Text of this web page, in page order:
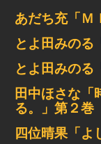
あだち充「Ｍ
とよ田みのる
とよ田みのる
田中ほさな「
る。」第２巻
四位晴果「よ